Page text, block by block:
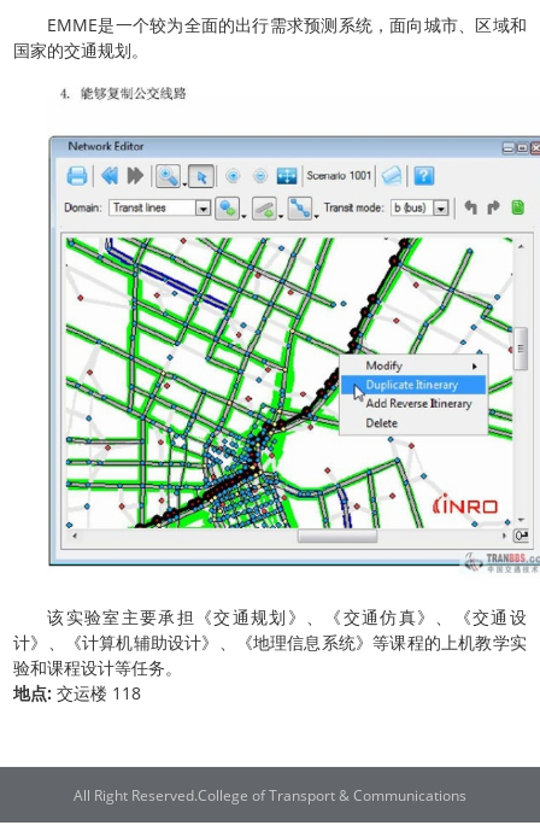
EMME是一个较为全面的出行需求预测系统，面向城市、区域和
国家的交通规划。
该实验室主要承担《交通规划》、《交通仿真》、《交通设
计》、《计算机辅助设计》、《地理信息系统》等课程的上机教学实
验和课程设计等任务。
地点:交运楼 118
All Right Reserved.College of Transport & Communications
联系电话：021-38282300 | 邮编：201306 | 地址：上海市浦东新区临港新城海